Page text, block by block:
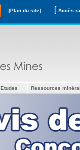
[Plan du site] [
Etudes Ressources